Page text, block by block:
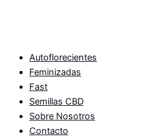
Autoflorecientes
Feminizadas
Fast
Semillas CBD
Sobre Nosotros
Contacto